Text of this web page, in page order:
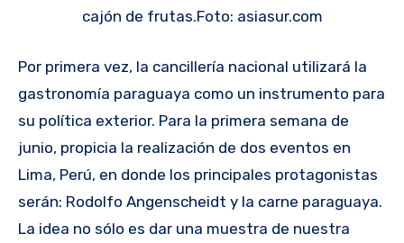
cajón de frutas.Foto: asiasur.com
Por primera vez, la cancillería nacional utilizará la
gastronomía paraguaya como un instrumento para
su política exterior. Para la primera semana de
junio, propicia la realización de dos eventos en
Lima, Perú, en donde los principales protagonistas
serán: Rodolfo Angenscheidt y la carne paraguaya.
La idea no sólo es dar una muestra de nuestra